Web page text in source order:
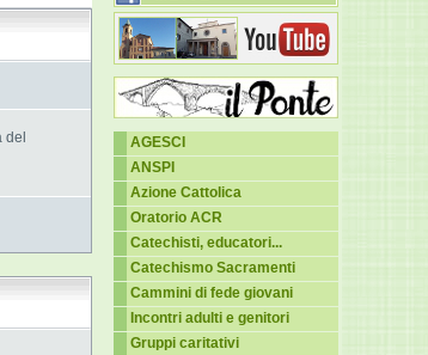
AGESCI
ANSPI
Azione Cattolica
Oratorio ACR
Catechisti, educatori...
Catechismo Sacramenti
Cammini di fede giovani
Incontri adulti e genitori
Gruppi caritativi